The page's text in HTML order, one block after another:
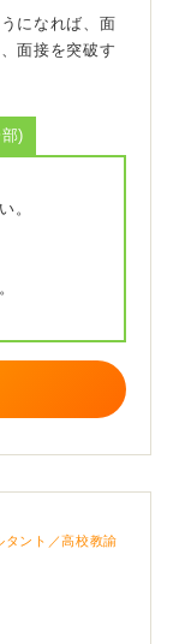
とで、課題解
になれば、面
面接を突破す
)
。
タント／高校教諭